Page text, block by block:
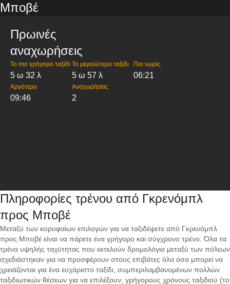
Μποβέ
Πρωινές
αναχωρήσεις
Το πιο γρήγορο ταξίδι
5 ω 32 λ
Το μεγαλύτερο ταξίδι
5 ω 57 λ
Πιο νωρίς
06:21
Αργότερο
09:46
Αναχωρήσεις
2
Πληροφορίες τρένου από Γκρενόμπλ
προς Μποβέ
Μεταξύ των κορυφαίων επιλογών για να ταξιδέψετε από Γκρενόμπλ
προς Μποβέ είναι να πάρετε ένα γρήγορο και σύγχρονο τρένο. Όλα τα
τρένα υψηλής ταχύτητας που εκτελούν δρομολόγια μεταξύ των πόλεων
σχεδιάστηκαν για να προσφέρουν στους επιβάτες όλα όσα μπορεί να
χρειάζονται για ένα ευχάριστο ταξίδι, συμπεριλαμβανομένων πολλών
ταξιδιωτικών θέσεων για να επιλέξουν, γρήγορους χρόνους ταξιδιού (το